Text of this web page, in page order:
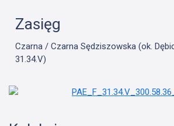
Zasięg
Czarna / Czarna Sędziszowska (ok.
31.34.V)